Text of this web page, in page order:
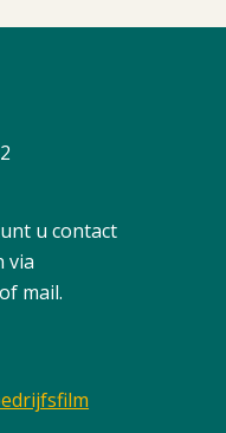
u contact
via
mail.